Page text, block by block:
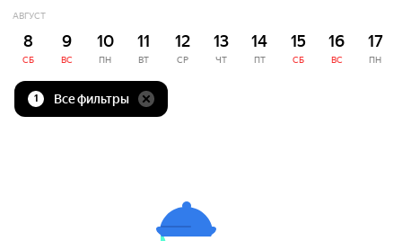
АВГУСТ
8
СБ
9
ВС
10
ПН
11
ВТ
12
СР
13
ЧТ
14
ПТ
15
СБ
16
ВС
17
ПН
1 Все фильтры